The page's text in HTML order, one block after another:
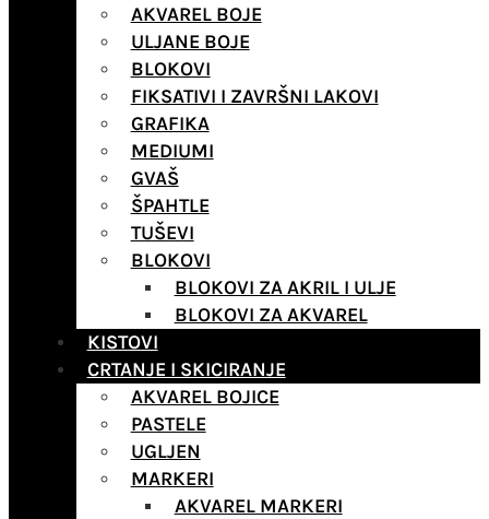
AKVAREL BOJE
ULJANE BOJE
BLOKOVI
FIKSATIVI I ZAVRŠNI LAKOVI
GRAFIKA
MEDIUMI
GVAŠ
ŠPAHTLE
TUŠEVI
BLOKOVI
BLOKOVI ZA AKRIL I ULJE
BLOKOVI ZA AKVAREL
KISTOVI
CRTANJE I SKICIRANJE
AKVAREL BOJICE
PASTELE
UGLJEN
MARKERI
AKVAREL MARKERI